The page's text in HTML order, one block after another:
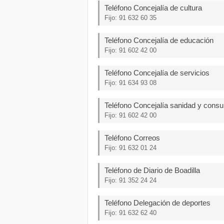
Teléfono Concejalía de cultura
Fijo: 91 632 60 35
Teléfono Concejalía de educación
Fijo: 91 602 42 00
Teléfono Concejalía de servicios
Fijo: 91 634 93 08
Teléfono Concejalía sanidad y
Fijo: 91 602 42 00
Teléfono Correos
Fijo: 91 632 01 24
Teléfono de Diario de Boadilla
Fijo: 91 352 24 24
Teléfono Delegación de deportes
Fijo: 91 632 62 40